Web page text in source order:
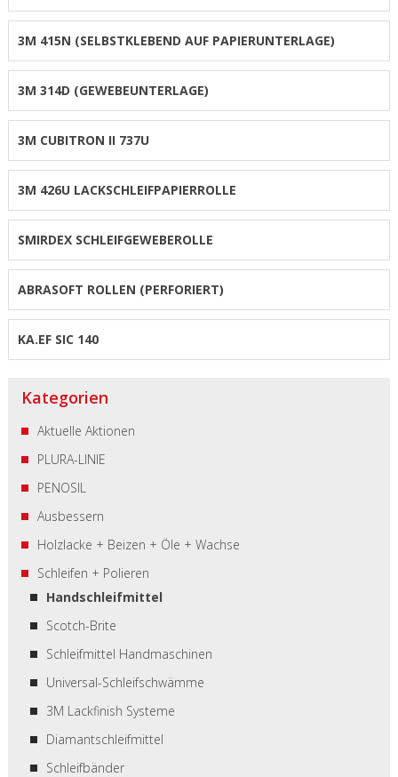
3M 415N (SELBSTKLEBEND AUF PAPIERUNTERLAGE)
3M 314D (GEWEBEUNTERLAGE)
3M CUBITRON II 737U
3M 426U LACKSCHLEIFPAPIERROLLE
SMIRDEX SCHLEIFGEWEBEROLLE
ABRASOFT ROLLEN (PERFORIERT)
KA.EF SIC 140
Kategorien
Aktuelle Aktionen
PLURA-LINIE
PENOSIL
Ausbessern
Holzlacke + Beizen + Öle + Wachse
Schleifen + Polieren
Handschleifmittel
Scotch-Brite
Schleifmittel Handmaschinen
Universal-Schleifschwämme
3M Lackfinish Systeme
Diamantschleifmittel
Schleifbänder